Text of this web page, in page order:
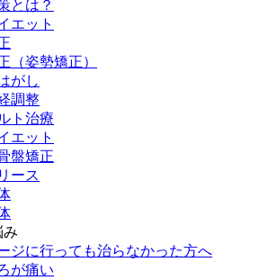
とは？
エット
（姿勢矯正）
がし
調整
ト治療
エット
盤矯正
ース
み
ジに行っても治らなかった方へ
が痛い